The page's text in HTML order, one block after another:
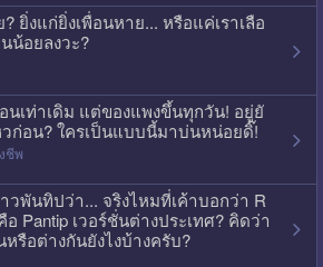
? ยิ่งแก่ยิ่งเพื่อนหาย... หรือแค่เราเลือ
น้อยลงวะ?
อนเท่าเดิม แต่ของแพงขึ้นทุกวัน! อยู่ยั
วก่อน? ใครเป็นแบบนี้มาบ่นหน่อยดิ๊!
ชีพ
วพันทิปว่า... จริงไหมที่เค้าบอกว่า R
อ Pantip เวอร์ชั่นต่างประเทศ? คิดว่า
หรือต่างกันยังไงบ้างครับ?